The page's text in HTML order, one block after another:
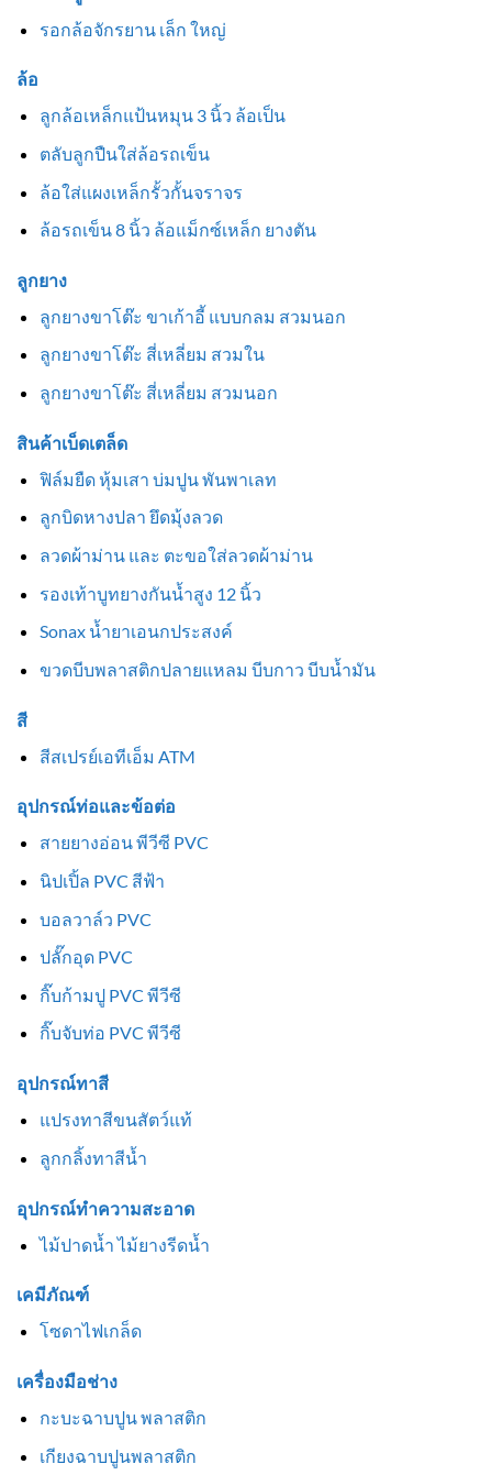
รอกล้อจักรยาน เล็ก ใหญ่
ล้อ
ลูกล้อเหล็กแป้นหมุน 3 นิ้ว ล้อเป็น
ตลับลูกปืนใส่ล้อรถเข็น
ล้อใส่แผงเหล็กรั้วกั้นจราจร
ล้อรถเข็น 8 นิ้ว ล้อแม็กซ์เหล็ก ยางตัน
ลูกยาง
ลูกยางขาโต๊ะ ขาเก้าอี้ แบบกลม สวมนอก
ลูกยางขาโต๊ะ สี่เหลี่ยม สวมใน
ลูกยางขาโต๊ะ สี่เหลี่ยม สวมนอก
สินค้าเบ็ดเตล็ด
ฟิล์มยืด หุ้มเสา บ่มปูน พันพาเลท
ลูกบิดหางปลา ยึดมุ้งลวด
ลวดผ้าม่าน และ ตะขอใส่ลวดผ้าม่าน
รองเท้าบูทยางกันน้ำสูง 12 นิ้ว
Sonax น้ำยาเอนกประสงค์
ขวดบีบพลาสติกปลายแหลม บีบกาว บีบน้ำมัน
สี
สีสเปรย์เอทีเอ็ม ATM
อุปกรณ์ท่อและข้อต่อ
สายยางอ่อน พีวีซี PVC
นิปเปิ้ล PVC สีฟ้า
บอลวาล์ว PVC
ปลั๊กอุด PVC
กิ๊บก้ามปู PVC พีวีซี
กิ๊บจับท่อ PVC พีวีซี
อุปกรณ์ทาสี
แปรงทาสีขนสัตว์แท้
ลูกกลิ้งทาสีน้ำ
อุปกรณ์ทำความสะอาด
ไม้ปาดน้ำ ไม้ยางรีดน้ำ
เคมีภัณฑ์
โซดาไฟเกล็ด
เครื่องมือช่าง
กะบะฉาบปูน พลาสติก
เกียงฉาบปูนพลาสติก